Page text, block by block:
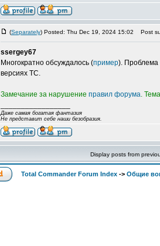
(Separately) Posted: Thu Dec 19, 2024 15:02 Post
ssergey67
Многократно обсуждалось (пример). Проблема
версиях TC.
Замечание за нарушение правил форума.
Даже самая богатая фантазия
Не представит себе наши безобразия.
Display posts from
Total Commander Forum Index -> Общие